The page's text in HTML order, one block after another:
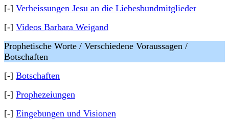
[-] Verheissungen Jesu an die Liebesbundmitglieder
[-] Videos Barbara Weigand
Prophetische Worte / Verschiedene Voraussagen /
Botschaften
[-] Botschaften
[-] Prophezeiungen
[-] Eingebungen und Visionen